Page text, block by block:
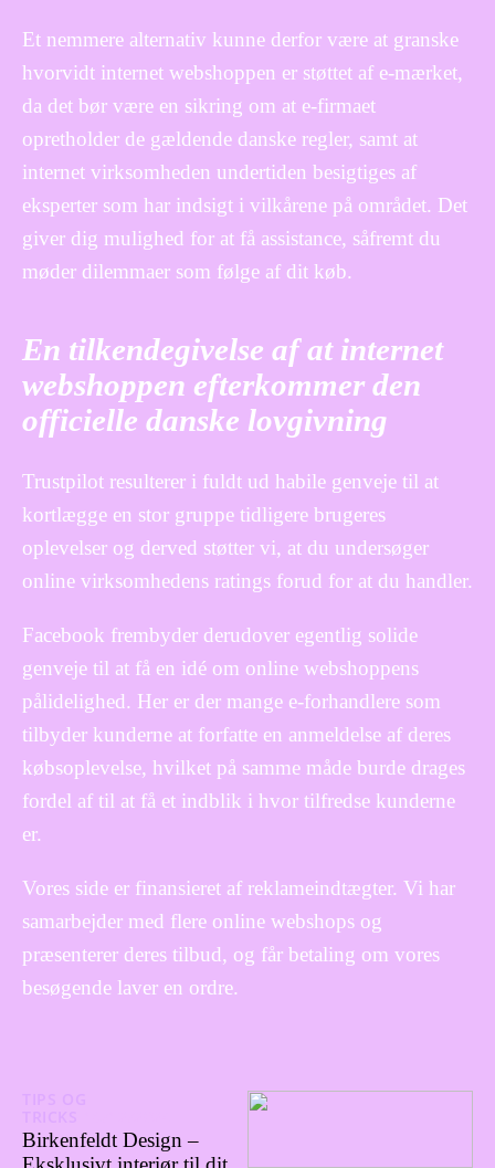
Et nemmere alternativ kunne derfor være at granske
hvorvidt internet webshoppen er støttet af e-mærket,
da det bør være en sikring om at e-firmaet
opretholder de gældende danske regler, samt at
internet virksomheden undertiden besigtiges af
eksperter som har indsigt i vilkårene på området. Det
giver dig mulighed for at få assistance, såfremt du
møder dilemmaer som følge af dit køb.
En tilkendegivelse af at internet
webshoppen efterkommer den
officielle danske lovgivning
Trustpilot resulterer i fuldt ud habile genveje til at
kortlægge en stor gruppe tidligere brugeres
oplevelser og derved støtter vi, at du undersøger
online virksomhedens ratings forud for at du handler.
Facebook frembyder derudover egentlig solide
genveje til at få en idé om online webshoppens
pålidelighed. Her er der mange e-forhandlere som
tilbyder kunderne at forfatte en anmeldelse af deres
købsoplevelse, hvilket på samme måde burde drages
fordel af til at få et indblik i hvor tilfredse kunderne
er.
Vores side er finansieret af reklameindtægter. Vi har
samarbejder med flere online webshops og
præsenterer deres tilbud, og får betaling om vores
besøgende laver en ordre.
Birkenfeldt Design –